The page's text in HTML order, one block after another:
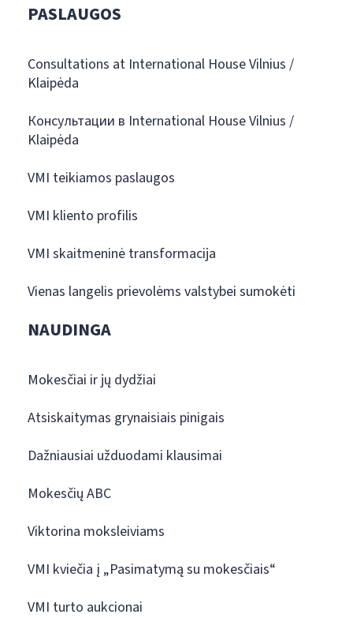
PASLAUGOS
Consultations at International House Vilnius /
Klaipėda
Консультации в International House Vilnius /
Klaipėda
VMI teikiamos paslaugos
VMI kliento profilis
VMI skaitmeninė transformacija
Vienas langelis prievolėms valstybei sumokėti
NAUDINGA
Mokesčiai ir jų dydžiai
Atsiskaitymas grynaisiais pinigais
Dažniausiai užduodami klausimai
Mokesčių ABC
Viktorina moksleiviams
VMI kviečia į „Pasimatymą su mokesčiais“
VMI turto aukcionai